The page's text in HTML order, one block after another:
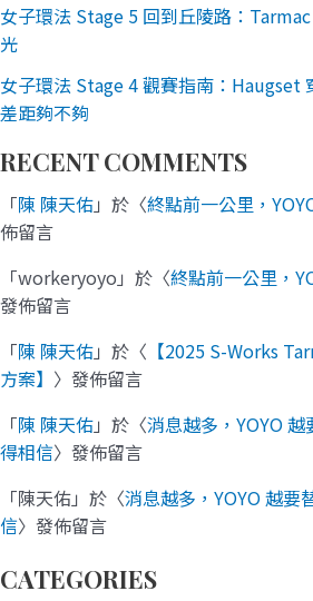
女子環法 Stage 5 回到丘陵路：
光
女子環法 Stage 4 觀賽指南：Haugset
差距夠不夠
RECENT COMMENTS
「陳 陳天佑」於〈終點前一公里，
佈留言
「workeryoyo 」於〈終點前一公里，
發佈留言
「陳 陳天佑」於〈 【2025 S-Works
方案】 〉發佈留言
「陳 陳天佑」於〈消息越多，YOYO
得相信〉發佈留言
「陳天佑」於〈消息越多，YOYO 越要
信〉發佈留言
CATEGORIES